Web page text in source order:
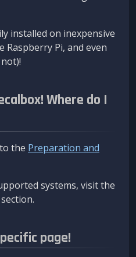
installed on inexpensive
Raspberry Pi, and even
Where do I
the Preparation and
systems, visit the
section.
page!